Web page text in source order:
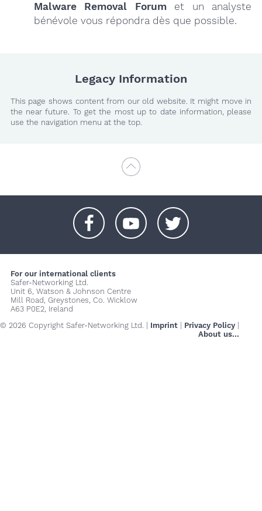
Malware Removal Forumet un analyste
bénévole vous répondra dès que possible.
Legacy Information
This page shows content from our old website. It might move in
the near future. To get the most up to date information, please
use the navigation menu at the top.
For our international clients
Safer-Networking Ltd.
Unit 6, Watson & Johnson Centre
Mill Road, Greystones, Co. Wicklow
A63 P0E2, Ireland
© 2026 Copyright Safer-Networking Ltd. | Imprint Privacy Policy
About us...